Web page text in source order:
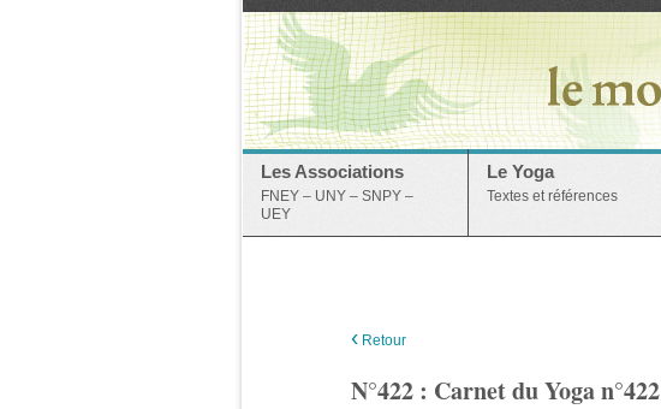
Les Associations
FNEY – UNY – SNPY –
UEY
Le Yoga
Textes et références
‹ Retour
N°422 : Carnet du Yoga n°422